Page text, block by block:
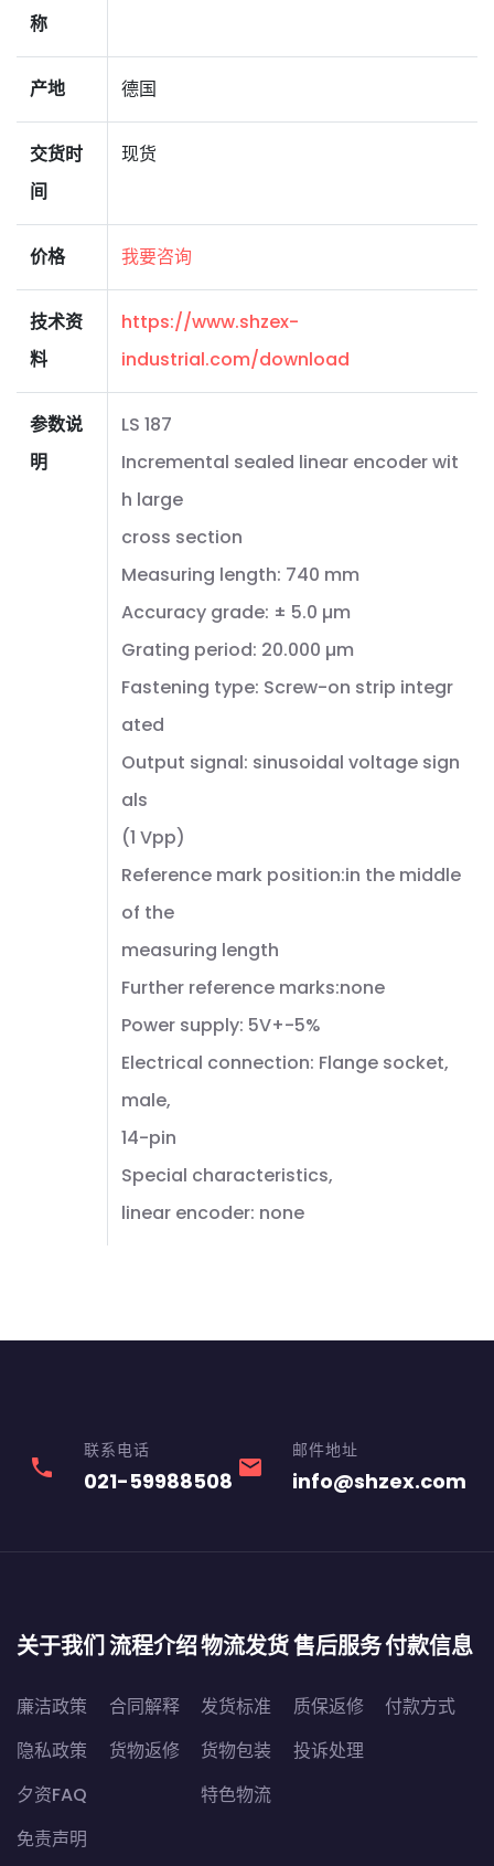
称
产地 德国
交货时
间
现货
价格 我要咨询
技术资
料
https://www.shzex-
industrial.com/download
参数说
明
LS 187
Incremental sealed linear encoder wit
h large
cross section
Measuring length: 740 mm
Accuracy grade: ± 5.0 µm
Grating period: 20.000 µm
Fastening type: Screw-on strip integr
ated
Output signal: sinusoidal voltage sign
als
(1 Vpp)
Reference mark position:in the middle
of the
measuring length
Further reference marks:none
Power supply: 5V+-5%
Electrical connection: Flange socket,
male,
14-pin
Special characteristics,
linear encoder: none
phone
联系电话
021-59988508 email
邮件地址
info@shzex.com
关于我们
廉洁政策
隐私政策
夕资FAQ
免责声明
流程介绍
合同解释
货物返修
物流发货
发货标准
货物包装
特色物流
售后服务
质保返修
投诉处理
付款信息
付款方式